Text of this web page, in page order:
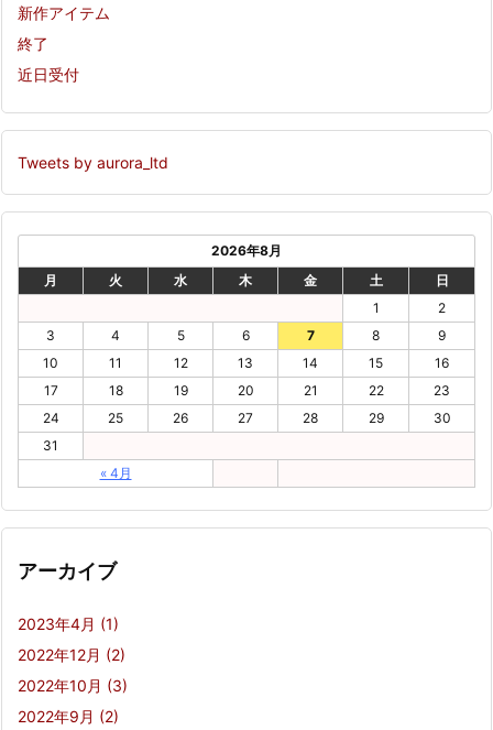
新作アイテム
終了
近日受付
Tweets by aurora_ltd
2026年8月
月
火 水 木 金 土 日
« 4月
1
2
3
4 5 6 7 8
9
10
11 12 13 14 15
16
17
18 19 20 21 22
23
24
25 26 27 28 29
30
31
アーカイブ
2023年4月 (1)
2022年12月 (2)
2022年10月 (3)
2022年9月 (2)